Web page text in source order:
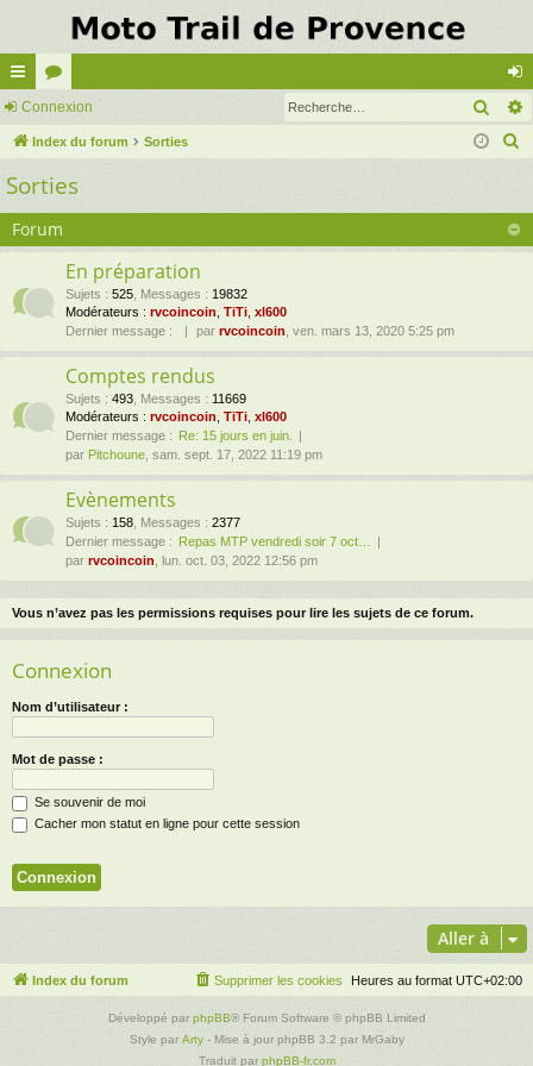
cc
ès
ra
pi
de
or
u
m
s
on
ne
on
Connexion
Index du forum Sorties
e
e
Sorties
Forum
En préparation
Sujets : 525 Messages : 19832
Modérateurs : rvcoincoin TiTi xl600
Dernier message :
par rvcoincoin , ven. mars 13, 2020 5:25 pm
Comptes rendus
Sujets : 493 Messages : 11669
Modérateurs : rvcoincoin TiTi xl600
Dernier message :
Re: 15 jours en juin.
par Pitchoune , sam. sept. 17, 2022 11:19 pm
Evènements
Sujets : 158 Messages : 2377
Dernier message :
Repas MTP vendredi soir 7 oct…
par rvcoincoin , lun. oct. 03, 2022 12:56 pm
Vous n’avez pas les permissions requises pour lire les sujets de ce forum.
Connexion
Nom d’utilisateur :
Mot de passe :
Se souvenir de moi
Cacher mon statut en ligne pour cette session
Aller à
Index du forum Heures au format UTC+02:00
Supprimer les cookies
Développé par phpBB® Forum Software © phpBB Limited
Style par Arty- Mise à jour phpBB 3.2 par MrGaby
Traduit par phpBB-fr.com